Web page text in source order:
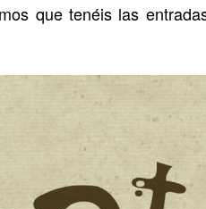
que tenéis las